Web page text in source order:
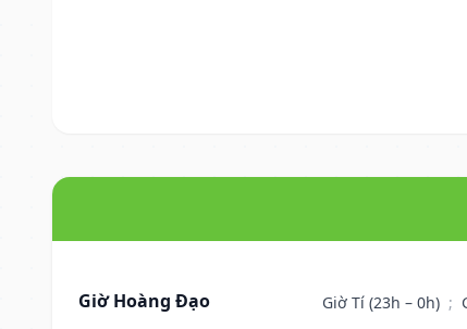
Giờ Hoàng Đạo Giờ Tí (23h – 0h) ;